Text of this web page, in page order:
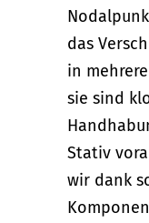
das
in
sie sind
Stativ
wir dank